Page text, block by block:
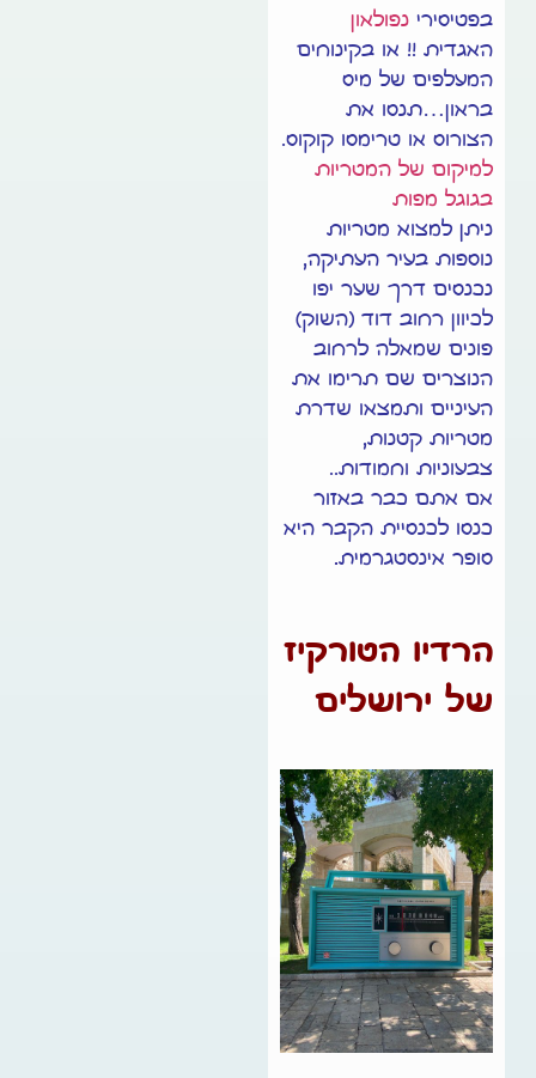
בפטיסירי נפולאון
האגדית !! או בקינוחים
המעלפים של מיס
בראון…תנסו את
הצורוס או טרימסו קוקוס.
למיקום של המטריות
בגוגל מפות
ניתן למצוא מטריות
נוספות בעיר העתיקה,
נכנסים דרך שער יפו
לכיוון רחוב דוד (השוק)
פונים שמאלה לרחוב
הנוצרים שם תרימו את
העיניים ותמצאו שדרת
מטריות קטנות,
צבעוניות וחמודות..
אם אתם כבר באזור
כנסו לכנסיית הקבר היא
סופר אינסטגרמית.
הרדיו הטורקיז
של ירושלים